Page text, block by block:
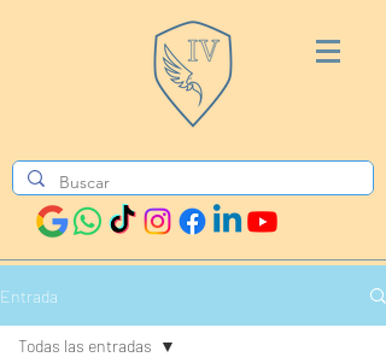
Entrada
Todas las entradas